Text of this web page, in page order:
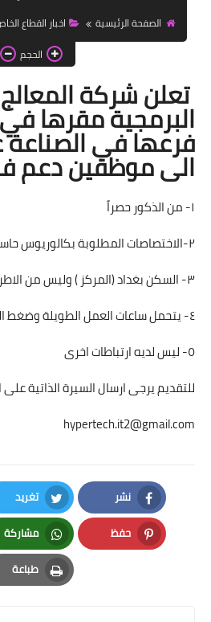
الصفحة الرئيسية
اخبار القطاع
الحجم
تعلن شركة
البرمجية مقرها
فرعها في الصناعة
الى موظفين دعم
١- من الذكور حصراً
٢-الاختصاصات المطلوبة بكالوريوس حاسبات ومحاسبة .
٣- السكن بغداد (المركز ) وليس من الاطراف
٤- يتحمل ساعات العمل الطويلة وضغط العمل
٥- ليس لديه ارتباطات اخرى
للتقديم يرجى ارسال السيرة الذاتية على
hypertech.it2@gmail.com
نشر
Facebook
تغريد
Twitter
حفظ
Pinterest
مشاركة
Whatsapp
طباعة
Print